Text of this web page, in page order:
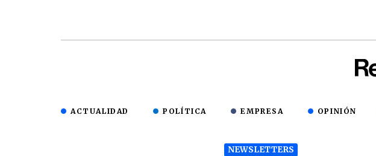
ACTUALIDAD POLÍTICA EMPRESA OPINIÓN
NEWSLETTERS